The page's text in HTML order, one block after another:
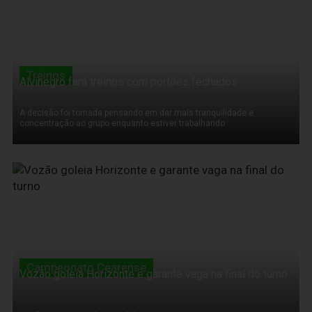
Treinos
Alvinegro fará treinos com portões fechados
A decisão foi tomada pensando em dar mais tranquilidade e
concentração ao grupo enquanto estiver trabalhando
27 de Fevereiro de 2011
Campeonato Cearense
Vozão goleia Horizonte e garante vaga na final do turno